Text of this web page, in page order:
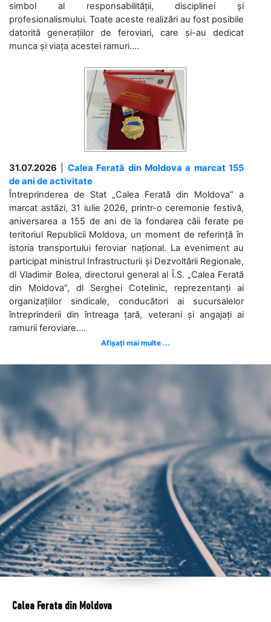
simbol al responsabilității, disciplinei și
profesionalismului. Toate aceste realizări au fost posibile
datorită generațiilor de feroviari, care și-au dedicat
munca și viața acestei ramuri....
31.07.2026
Calea Ferată din Moldova a marcat 155
de ani de activitate
Întreprinderea de Stat „Calea Ferată din Moldova” a
marcat astăzi, 31 iulie 2026, printr-o ceremonie festivă,
aniversarea a 155 de ani de la fondarea căii ferate pe
teritoriul Republicii Moldova, un moment de referință în
istoria transportului feroviar național. La eveniment au
participat ministrul Infrastructurii și Dezvoltării Regionale,
dl Vladimir Bolea, directorul general al Î.S. „Calea Ferată
din Moldova”, dl Serghei Cotelinic, reprezentanți ai
organizațiilor sindicale, conducători ai sucursalelor
întreprinderii din întreaga țară, veterani și angajați ai
ramurii feroviare....
Afișați mai multe ...
Calea Ferata din Moldova